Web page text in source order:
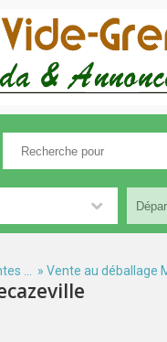
... » Vente au déballage